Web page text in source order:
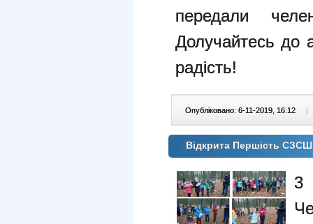
передали
Долучайтесь до
радість!
Опубліковано: 6-11-2019, 16:12 |
Відкрита Першість
3